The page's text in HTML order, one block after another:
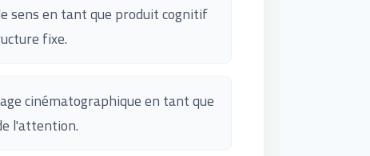
sens en tant que produit cognitif
fixe.
cinématographique en tant que
l'attention.